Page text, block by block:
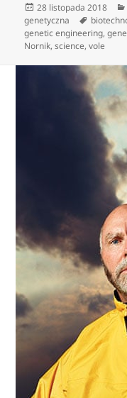
Data
publikacji
28 listopada 2018
genetyczna
Tagi
genetic engineering,
Nornik,science,vole